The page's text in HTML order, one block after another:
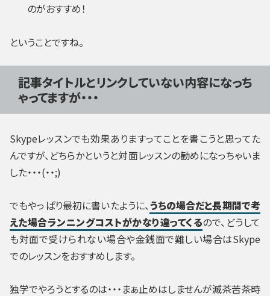
のがおすすめ！
ということですね。
記事タイトルとリンクしていない内容になっち
ゃってますが・・・
Skypeレッスンでも効果ありますってことを書こうと思ってた
んですが、どちらかというと対面レッスンの勧めになっちゃいま
した・・・(・・;)
でもやっぱり最初に書いたように、うちの場合だと長期間で考
えた場合ランニングコストがかなり違ってくるので、どうして
も対面で受けられない場合や金銭面で難しい場合はSkype
でのレッスンをおすすめします。
独学でやろうとするのは・・・まぁ止めはしませんが滅茶苦茶時